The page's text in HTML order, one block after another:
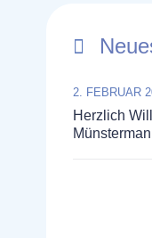
Herzlich
2. FEBRUAR